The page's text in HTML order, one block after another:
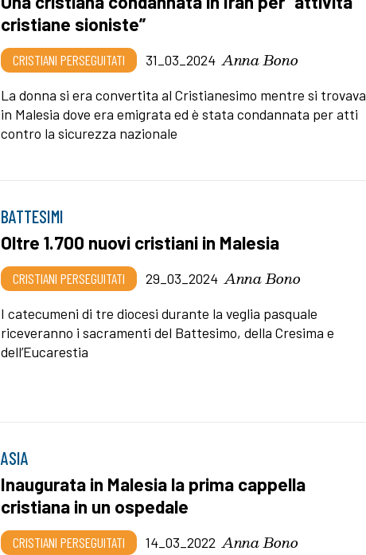
cristiane sioniste”
CRISTIANI PERSEGUITATI 31_03_2024 Anna Bono
La donna si era convertita al Cristianesimo mentre si trovava
in Malesia dove era emigrata ed è stata condannata per atti
contro la sicurezza nazionale
BATTESIMI
Oltre 1.700 nuovi cristiani in Malesia
CRISTIANI PERSEGUITATI 29_03_2024 Anna Bono
I catecumeni di tre diocesi durante la veglia pasquale
riceveranno i sacramenti del Battesimo, della Cresima e
dell’Eucarestia
ASIA
Inaugurata in Malesia la prima cappella
cristiana in un ospedale
CRISTIANI PERSEGUITATI 14_03_2022 Anna Bono